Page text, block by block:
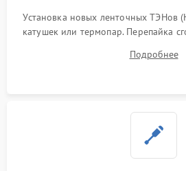
Установка новых ленточных ТЭНов
катушек или термопар. Перепайка
дорожек. Очистка контактов и
Подробнее